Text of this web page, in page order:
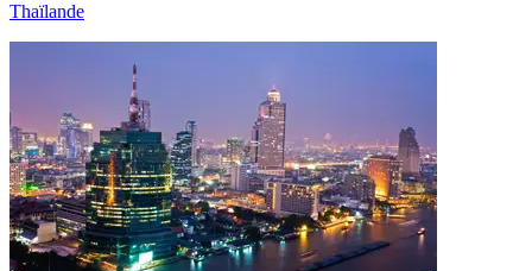
Thaïlande